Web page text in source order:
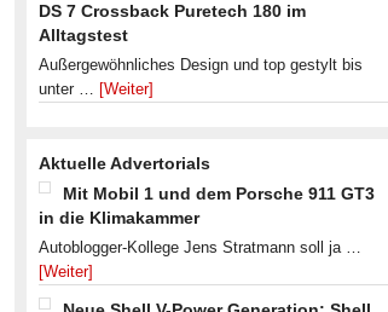
DS 7 Crossback Puretech 180 im
Alltagstest
Außergewöhnliches Design und top gestylt bis
unter … [Weiter]
Aktuelle Advertorials
Mit Mobil 1 und dem Porsche 911 GT3
in die Klimakammer
Autoblogger-Kollege Jens Stratmann soll ja …
[Weiter]